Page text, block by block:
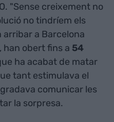
"Sense creixement no
no tindríem els
arribar a Barcelona
han obert fins a 54
ha acabat de matar
tant estimulava el
comunicar les
la sorpresa.